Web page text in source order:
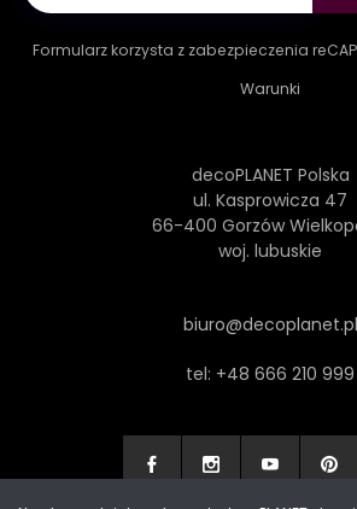
Formularz korzysta z zabezpieczenia
Warunki
decoPLANET Polska
ul. Kasprowicza 47
66-400 Gorzów
woj. lubuskie
biuro@decoplanet.pl
tel: +48 666 210 999